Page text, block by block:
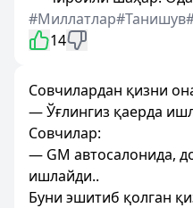
#Миллатлар#Танишув
14
Совчилардан қизни
— Ўғлингиз қаерда
Совчилар:
— GM автосалонида,
ишлайди..
Буни эшитиб қолган